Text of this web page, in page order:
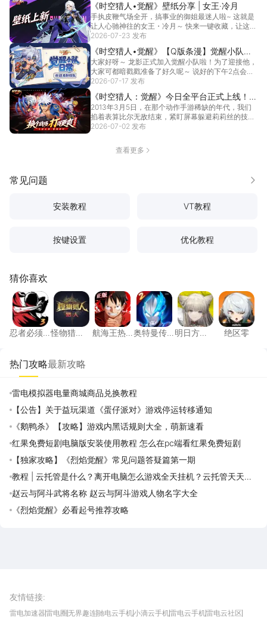
《时空猎人•觉醒》壁纸分享 | 女王·冷月
手执皮鞭气场全开，搞事业的御姐最迷人啦~ 这就是
让人心驰神往的女王・冷月～ 快来一键收藏，让这位
霸气... [详情]
2026-07-23 发布
《时空猎人•觉醒》【Q版条漫】觉醒小队日
常之欢迎龙影归队！
大家好呀～ 龙影正式加入觉醒小队啦！为了迎接他，
大家可都暗戳戳准备了好久呢～ 说好的下午2点会客
室见... [详情]
2026-07-17 发布
《时空猎人：觉醒》今日全平台正式上线！换
个战场，打得更爽！
2013年3月5日，在那个动作手游稀缺的年代，我们
掐着表算比尔无敌结束，紧盯屏幕躲避莉莉丝的技
能，为... [详情]
2026-07-02 发布
查看更多
常见问题 更多
安装教程 VT教程
按键设置 优化教程
猜你喜欢
忍者必须死3
忍者必须
怪物猎人：旅人
怪物猎
航海王热血航线
航海王热
奥特曼传奇英雄2
奥特曼传
明日方舟：终末
明日方
绝区零
绝区零
热门攻略最新攻略
雷电模拟器电量商城商品兑换教程
【公告】关于益玩渠道《蛋仔派对》游戏停运转移通知
《鹅鸭杀》【攻略】游戏内黑话规则大全，萌新速看
红果免费短剧电脑版安装使用教程 怎么在pc端看红果免费短剧
【独家攻略】《烈焰觉醒》常见问题答疑篇第一期
教程 | 云托管是什么？离开电脑怎么游戏全天挂机？云托管天天免
费领取攻略
赵云与阿斗武将名称 赵云与阿斗游戏人物名字大全
《烈焰觉醒》必看起号推荐攻略
友情链接:
雷电加速器雷电圈无界趣连驰电云手机小滴云手机雷电云手机雷电云社区